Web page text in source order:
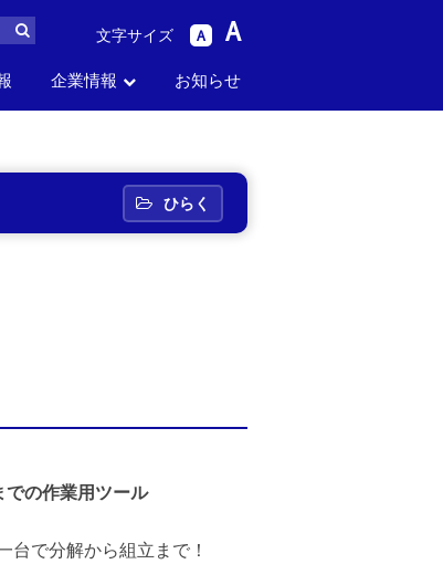
文字サイズ A A
ーツリスト
生産中止品番
から探す
お問い合わせ
企業情報
採用情報
お知らせ
ひらく
での作業用ツール
台で分解から組立まで！